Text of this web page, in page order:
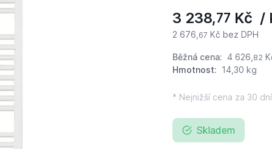
3 238,77 Kč /
2 676, 67 Kč bez DPH
Běžná cena: 4 626, 82
Hmotnost: 14,30 kg
* Nejnižší cena za 30 dní
Skladem